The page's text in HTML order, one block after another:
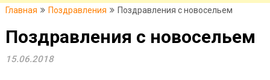
Главная Поздравления Поздравления с новосельем
Поздравления с новосельем
15.06.2018